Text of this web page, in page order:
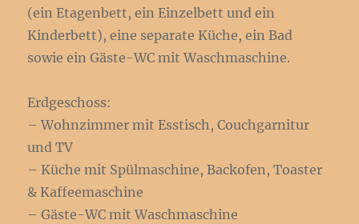
(ein Etagenbett, ein Einzelbett und ein
Kinderbett), eine separate Küche, ein Bad
sowie ein Gäste-WC mit Waschmaschine.
Erdgeschoss:
– Wohnzimmer mit Esstisch, Couchgarnitur
und TV
– Küche mit Spülmaschine, Backofen, Toaster
& Kaffeemaschine
– Gäste-WC mit Waschmaschine